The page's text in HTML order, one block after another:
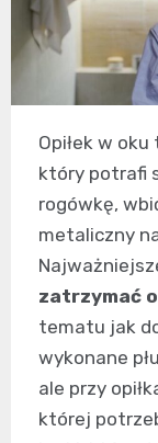
Opiłek w
który potrafi
rogówkę,
metaliczny
zatrzymać
tematu jak
wykonane
ale przy
której